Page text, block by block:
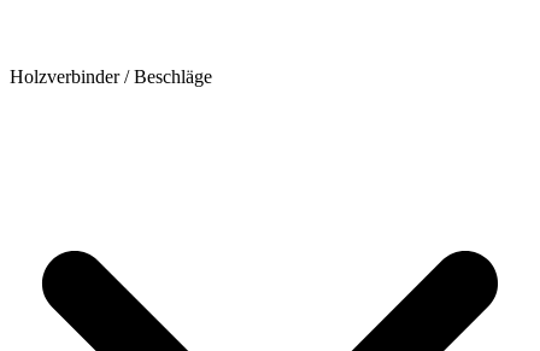
Holzverbinder / Beschläge